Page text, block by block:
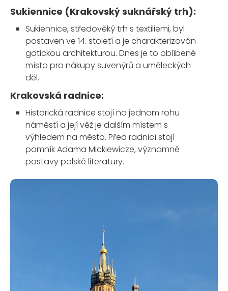
Sukiennice (Krakovský suknářský trh):
Sukiennice, středověký trh s textiliemi, byl
postaven ve 14. století a je charakterizován
gotickou architekturou. Dnes je to oblíbené
místo pro nákupy suvenýrů a uměleckých
děl.
Krakovská radnice:
Historická radnice stojí na jednom rohu
náměstí a její věž je dalším místem s
výhledem na město. Před radnicí stojí
pomník Adama Mickiewicze, významné
postavy polské literatury.